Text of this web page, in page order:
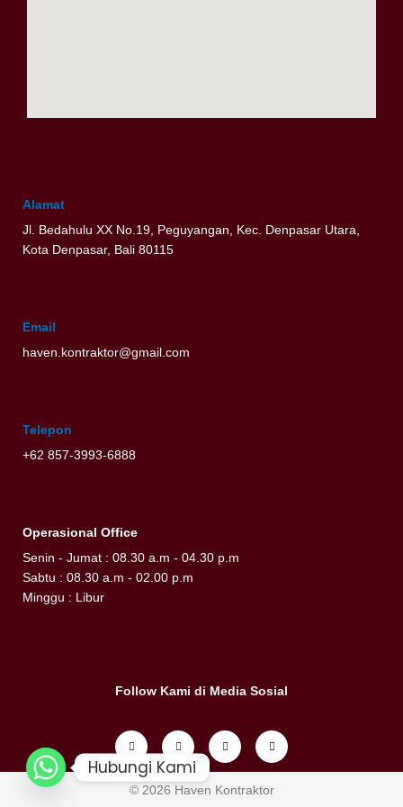
Alamat
Jl. Bedahulu XX No.19, Peguyangan, Kec. Denpasar Utara,
Kota Denpasar, Bali 80115
Email
haven.kontraktor@gmail.com
Telepon
+62 857-3993-6888
Operasional Office
Senin - Jumat : 08.30 a.m - 04.30 p.m
Sabtu : 08.30 a.m - 02.00 p.m
Minggu : Libur
Follow Kami di Media Sosial
n
s
t
a
g
r
a
o
u
t
u
b
e
i
n
t
e
r
e
s
h
a
t
s
a
p
p
© 2026 Haven Kontraktor
Hubungi Kami